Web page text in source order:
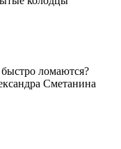
ломаются?
Сметанина